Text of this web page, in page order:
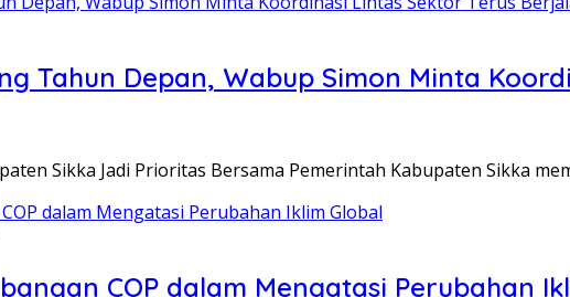
Tahun Depan, Wabup Simon Minta
Sikka Jadi Prioritas Bersama Pemerintah Kabupaten Sikka
COP dalam Mengatasi Perubahan